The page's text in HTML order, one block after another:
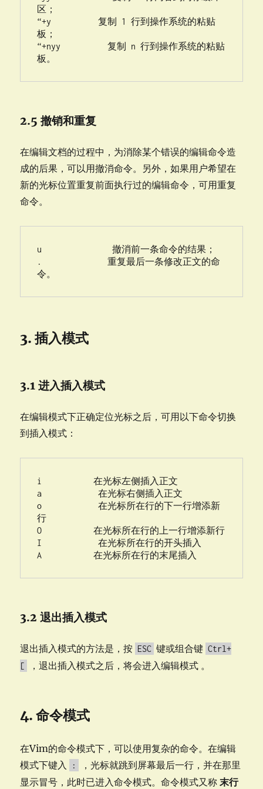
区；
“+y          复制 1 行到操作系统的粘贴
板；
“+nyy          复制 n 行到操作系统的粘贴
板。
2.5 撤销和重复
在编辑文档的过程中，为消除某个错误的编辑命令造
成的后果，可以用撤消命令。另外，如果用户希望在
新的光标位置重复前面执行过的编辑命令，可用重复
命令。
u               撤消前一条命令的结果；
.              重复最后一条修改正文的命
令。
3. 插入模式
3.1 进入插入模式
在编辑模式下正确定位光标之后，可用以下命令切换
到插入模式：
i           在光标左侧插入正文
a            在光标右侧插入正文
o            在光标所在行的下一行增添新
行
O           在光标所在行的上一行增添新行
I            在光标所在行的开头插入
A           在光标所在行的末尾插入
3.2 退出插入模式
退出插入模式的方法是，按 ESC 键或组合键 Ctrl+
[
，退出插入模式之后，将会进入编辑模式 。
4. 命令模式
在Vim的命令模式下，可以使用复杂的命令。在编辑
模式下键入
:
，光标就跳到屏幕最后一行，并在那里
显示冒号，此时已进入命令模式。命令模式又称末行